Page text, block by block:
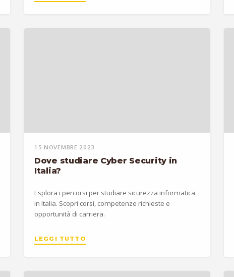
15 NOVEMBRE 2023
Dove studiare Cyber Security in
Italia?
Esplora i percorsi per studiare sicurezza informatica
in Italia. Scopri corsi, competenze richieste e
opportunità di carriera.
LEGGI TUTTO